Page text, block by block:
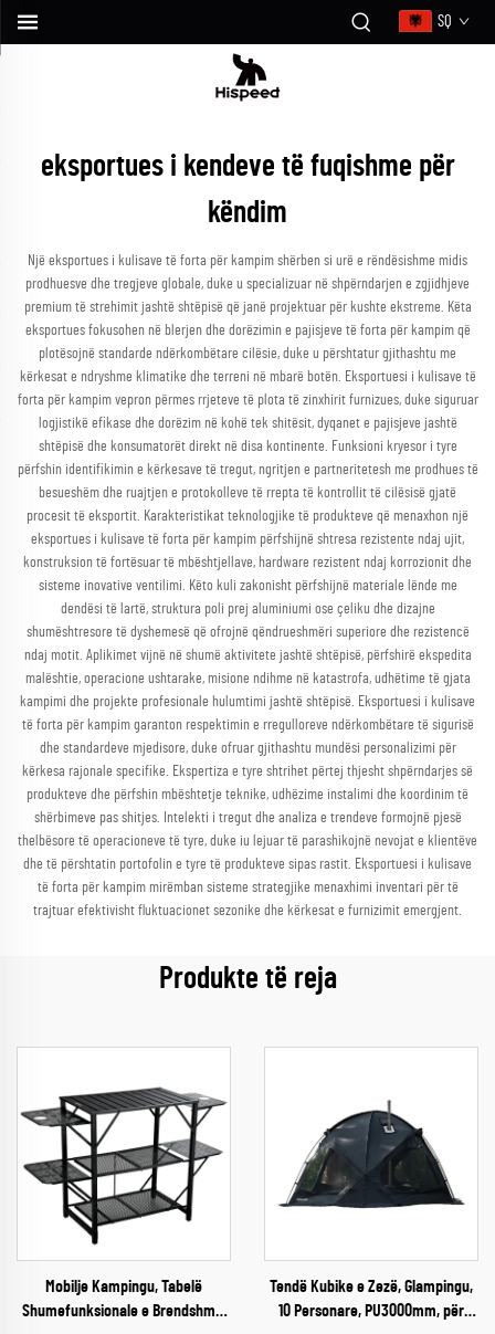
SQ
eksportues i kendeve të fuqishme për
këndim
Një eksportues i kulisave të forta për kampim shërben si urë e rëndësishme midis
prodhuesve dhe tregjeve globale, duke u specializuar në shpërndarjen e zgjidhjeve
premium të strehimit jashtë shtëpisë që janë projektuar për kushte ekstreme. Këta
eksportues fokusohen në blerjen dhe dorëzimin e pajisjeve të forta për kampim që
plotësojnë standarde ndërkombëtare cilësie, duke u përshtatur gjithashtu me
kërkesat e ndryshme klimatike dhe terreni në mbarë botën. Eksportuesi i kulisave të
forta për kampim vepron përmes rrjeteve të plota të zinxhirit furnizues, duke siguruar
logjistikë efikase dhe dorëzim në kohë tek shitësit, dyqanet e pajisjeve jashtë
shtëpisë dhe konsumatorët direkt në disa kontinente. Funksioni kryesor i tyre
përfshin identifikimin e kërkesave të tregut, ngritjen e partneritetesh me prodhues të
besueshëm dhe ruajtjen e protokolleve të rrepta të kontrollit të cilësisë gjatë
procesit të eksportit. Karakteristikat teknologjike të produkteve që menaxhon një
eksportues i kulisave të forta për kampim përfshijnë shtresa rezistente ndaj ujit,
konstruksion të fortësuar të mbështjellave, hardware rezistent ndaj korrozionit dhe
sisteme inovative ventilimi. Këto kuli zakonisht përfshijnë materiale lënde me
dendësi të lartë, struktura poli prej aluminiumi ose çeliku dhe dizajne
shumështresore të dyshemesë që ofrojnë qëndrueshmëri superiore dhe rezistencë
ndaj motit. Aplikimet vijnë në shumë aktivitete jashtë shtëpisë, përfshirë ekspedita
malështie, operacione ushtarake, misione ndihme në katastrofa, udhëtime të gjata
kampimi dhe projekte profesionale hulumtimi jashtë shtëpisë. Eksportuesi i kulisave
të forta për kampim garanton respektimin e rregulloreve ndërkombëtare të sigurisë
dhe standardeve mjedisore, duke ofruar gjithashtu mundësi personalizimi për
kërkesa rajonale specifike. Ekspertiza e tyre shtrihet përtej thjesht shpërndarjes së
produkteve dhe përfshin mbështetje teknike, udhëzime instalimi dhe koordinim të
shërbimeve pas shitjes. Intelekti i tregut dhe analiza e trendeve formojnë pjesë
thelbësore të operacioneve të tyre, duke iu lejuar të parashikojnë nevojat e klientëve
dhe të përshtatin portofolin e tyre të produkteve sipas rastit. Eksportuesi i kulisave
të forta për kampim mirëmban sisteme strategjike menaxhimi inventari për të
trajtuar efektivisht fluktuacionet sezonike dhe kërkesat e furnizimit emergjent.
Produkte të reja
Mobilje Kampingu, Tabelë
Shumefunksionale e Brendshme,
Tendë Kubike e Zezë, Glampingu,
10 Personare, PU3000mm, për